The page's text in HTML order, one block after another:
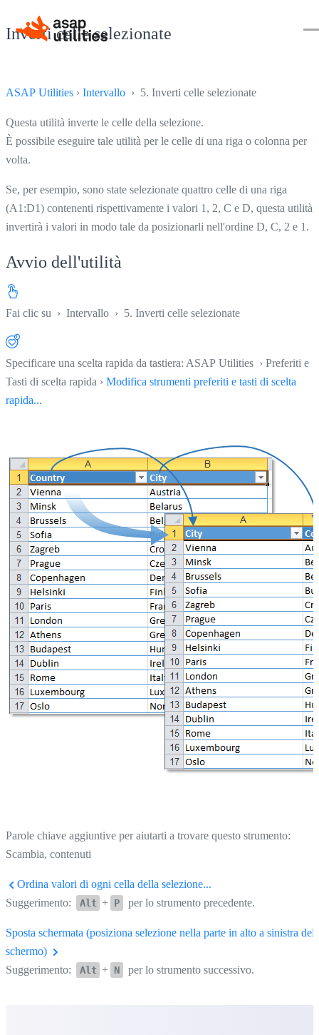
Inverti celle selezionate
ASAP Utilities › Intervallo › 5. Inverti celle selezionate
Questa utilità inverte le celle della selezione.
È possibile eseguire tale utilità per le celle di una riga o colonna per
volta.
Se, per esempio, sono state selezionate quattro celle di una riga
(A1:D1) contenenti rispettivamente i valori 1, 2, C e D, questa utilità
invertirà i valori in modo tale da posizionarli nell'ordine D, C, 2 e 1.
Avvio dell'utilità
Fai clic su › Intervallo › 5. Inverti celle selezionate
Specificare una scelta rapida da tastiera: ASAP Utilities › Preferiti e
Tasti di scelta rapida › Modifica strumenti preferiti e tasti di scelta
rapida...
Parole chiave aggiuntive per aiutarti a trovare questo strumento:
Scambia, contenuti
Ordina valori di ogni cella della selezione...
Suggerimento:
Alt + P per lo strumento precedente.
Sposta schermata (posiziona selezione nella parte in alto a sinistra
schermo)
Suggerimento:
Alt + N per lo strumento successivo.